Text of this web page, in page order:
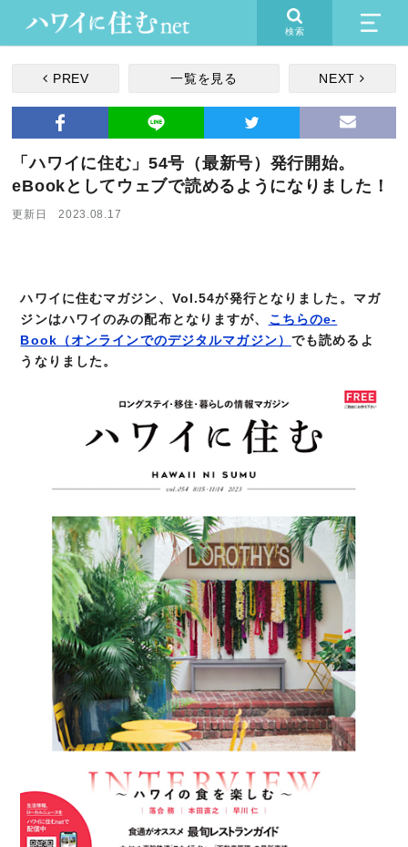
検索
PREV 一覧を見る NEXT
「ハワイに住む」54号（最新号）発行開始。
eBookとしてウェブで読めるようになりました！
更新日 2023.08.17
ハワイに住むマガジン、Vol.54が発行となりました。マガ
ジンはハワイのみの配布となりますが、 こちらのe-
Book（オンラインでのデジタルマガジン） でも読めるよ
うなりました。